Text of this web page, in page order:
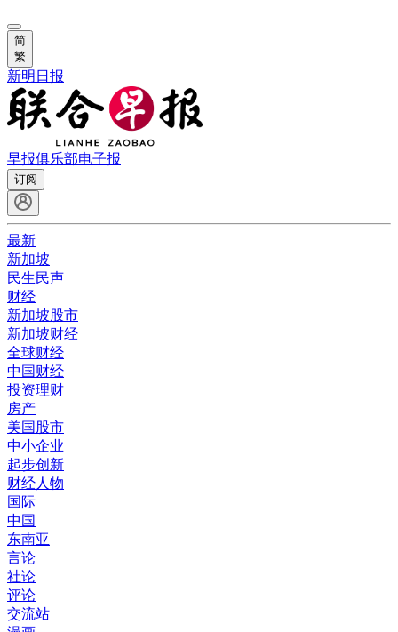
简
繁
新明日报
早报俱乐部电子报
订阅
最新
新加坡
民生民声
财经
新加坡股市
新加坡财经
全球财经
中国财经
投资理财
房产
美国股市
中小企业
起步创新
财经人物
国际
中国
东南亚
言论
社论
评论
交流站